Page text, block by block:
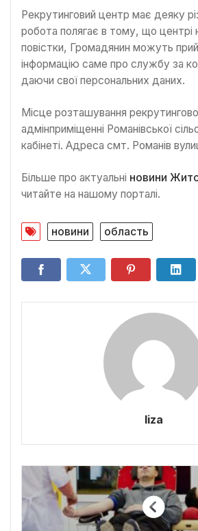
Рекрутинговий центр має деяку
робота полягає в тому, що центрі
повістки, Громадянин можуть
інформацію саме про службу за
даючи свої персональних даних.
Місце розташування
адмінприміщенні Романівської
кабінеті. Адреса смт. Романів
Більше про актуальні новини
читайте на нашому порталі.
новини область
liza